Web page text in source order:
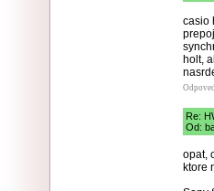
casio
holt,
Re:
Od:
opat,
ktore